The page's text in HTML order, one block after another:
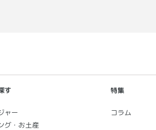
す
ャー
グ・お土産
特集
コラム